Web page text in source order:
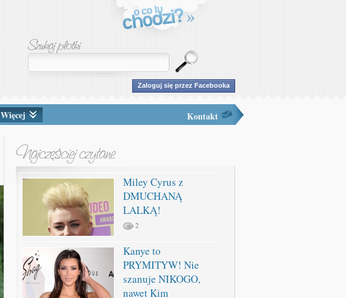
Zaloguj się przez Facebooka
Więcej Kontakt
Miley Cyrus z
DMUCHANĄ
LALKĄ!
2
Kanye to
PRYMITYW! Nie
szanuje NIKOGO,
nawet Kim